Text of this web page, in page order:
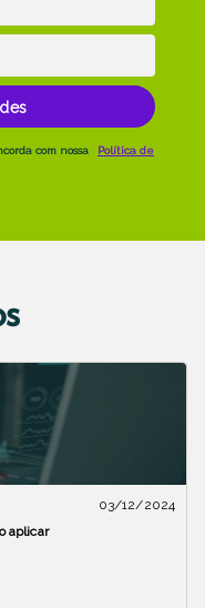
03/12/2024
aplicar